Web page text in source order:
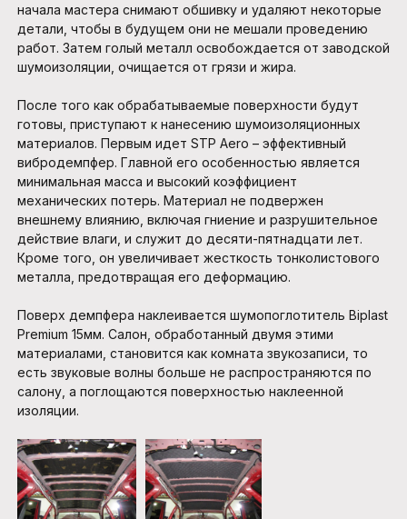
начала мастера снимают обшивку и удаляют некоторые
детали, чтобы в будущем они не мешали проведению
работ. Затем голый металл освобождается от заводской
шумоизоляции, очищается от грязи и жира.
После того как обрабатываемые поверхности будут
готовы, приступают к нанесению шумоизоляционных
материалов. Первым идет STP Aero – эффективный
вибродемпфер. Главной его особенностью является
минимальная масса и высокий коэффициент
механических потерь. Материал не подвержен
внешнему влиянию, включая гниение и разрушительное
действие влаги, и служит до десяти-пятнадцати лет.
Кроме того, он увеличивает жесткость тонколистового
металла, предотвращая его деформацию.
Поверх демпфера наклеивается шумопоглотитель Biplast
Premium 15мм. Салон, обработанный двумя этими
материалами, становится как комната звукозаписи, то
есть звуковые волны больше не распространяются по
салону, а поглощаются поверхностью наклеенной
изоляции.